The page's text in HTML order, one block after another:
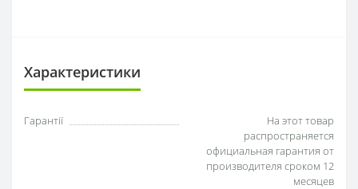
Характеристики
Гарантії
На этот товар
распространяется
официальная гарантия от
производителя сроком 12
месяцев